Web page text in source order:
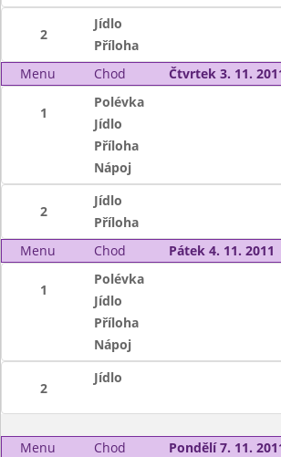
2
Jídlo
Příloha
Menu
Chod Čtvrtek 3. 11.
1
Polévka
Jídlo
Příloha
Nápoj
2
Jídlo
Příloha
Menu
Chod Pátek 4. 11. 2011
1
Polévka
Jídlo
Příloha
Nápoj
2
Jídlo
Menu Chod Pondělí 7. 11.